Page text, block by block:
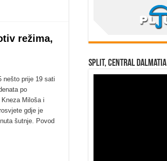
režima,
nešto prije 19 sati
po
Miloša i
gdje je
šutnje. Povod
Split, Central Dalmatia